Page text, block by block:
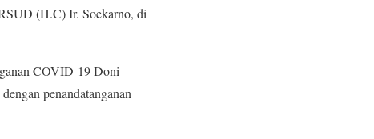
(H.C) Ir. Soekarno, di
COVID-19 Doni
penandatanganan